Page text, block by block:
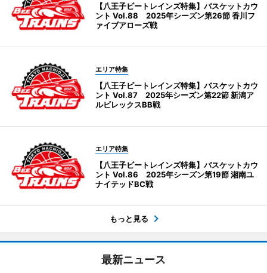
【八王子ビートレインズ特集】バスケットカウ
ント Vol.88 2025年シーズン第26節 香川フ
ァイブアローズ戦
エリア特集
【八王子ビートレインズ特集】バスケットカウ
ント Vol.87 2025年シーズン第22節 新潟ア
ルビレックスBB戦
エリア特集
【八王子ビートレインズ特集】バスケットカウ
ント Vol.86 2025年シーズン第19節 湘南ユ
ナイテッドBC戦
もっと見る
最新ニュース